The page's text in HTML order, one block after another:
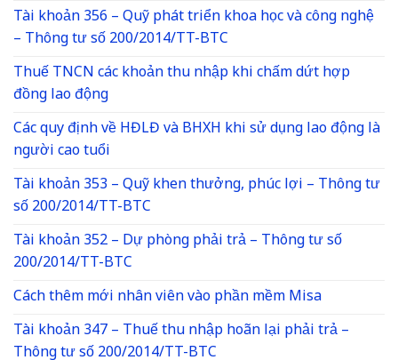
Tài khoản 356 – Quỹ phát triển khoa học và công nghệ
– Thông tư số 200/2014/TT-BTC
Thuế TNCN các khoản thu nhập khi chấm dứt hợp
đồng lao động
Các quy định về HĐLĐ và BHXH khi sử dụng lao động là
người cao tuổi
Tài khoản 353 – Quỹ khen thưởng, phúc lợi – Thông tư
số 200/2014/TT-BTC
Tài khoản 352 – Dự phòng phải trả – Thông tư số
200/2014/TT-BTC
Cách thêm mới nhân viên vào phần mềm Misa
Tài khoản 347 – Thuế thu nhập hoãn lại phải trả –
Thông tư số 200/2014/TT-BTC